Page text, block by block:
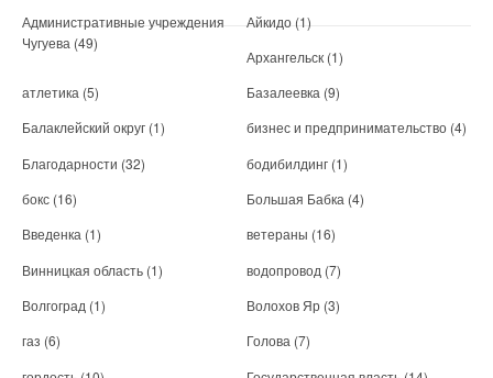
Административные учреждения
Чугуева (49)
Айкидо (1)
Архангельск (1)
атлетика (5) Базалеевка (9)
Балаклейский округ (1) бизнес и предпринимательство (4)
Благодарности (32) бодибилдинг (1)
бокс (16) Большая Бабка (4)
Введенка (1) ветераны (16)
Винницкая область (1) водопровод (7)
Волгоград (1) Волохов Яр (3)
газ (6) Голова (7)